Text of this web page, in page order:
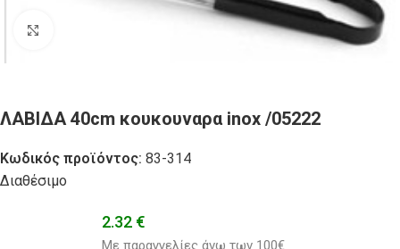
ΛΑΒΙΔΑ 40cm κουκουναρα inox /05222
Κωδικός προϊόντος: 83-314
Διαθέσιμο
2.32 €
Με παραγγελίες άνω των 100€